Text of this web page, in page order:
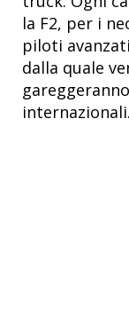
la F2, per i
piloti
dalla quale
internazionali.